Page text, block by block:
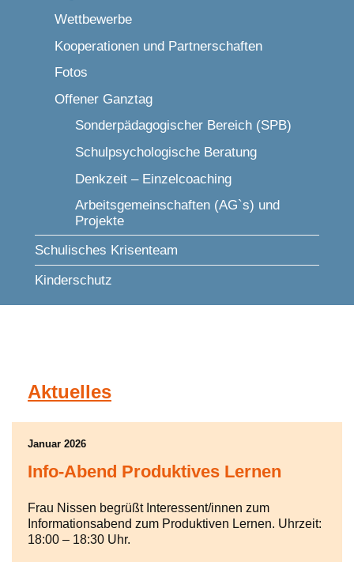
Wettbewerbe
Kooperationen und Partnerschaften
Fotos
Offener Ganztag
Sonderpädagogischer Bereich (SPB)
Schulpsychologische Beratung
Denkzeit – Einzelcoaching
Arbeitsgemeinschaften (AG`s) und
Projekte
Schulisches Krisenteam
Kinderschutz
Aktuelles
Januar 2026
Info-Abend Produktives Lernen
Frau Nissen begrüßt Interessent/innen zum
Informationsabend zum Produktiven Lernen. Uhrzeit:
18:00 – 18:30 Uhr.